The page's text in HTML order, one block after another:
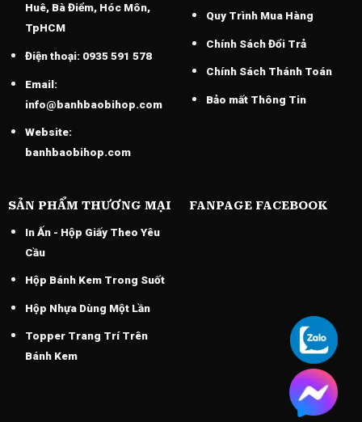
Huê, Bà Điểm, Hóc Môn,
TpHCM
Điện thoại:0935 591 578
Email:
info@banhbaobihop.com
Website:
banhbaobihop.com
Quy Trình Mua Hàng
Chính Sách Đổi Trả
Chính Sách Thánh Toán
Bảo mất Thông Tin
SẢN PHẨM THƯƠNG MẠI
In Ấn - Hộp Giấy Theo Yêu
Cầu
Hộp Bánh Kem Trong Suốt
Hộp Nhựa Dùng Một Lần
Topper Trang Trí Trên
Bánh Kem
FANPAGE FACEBOOK